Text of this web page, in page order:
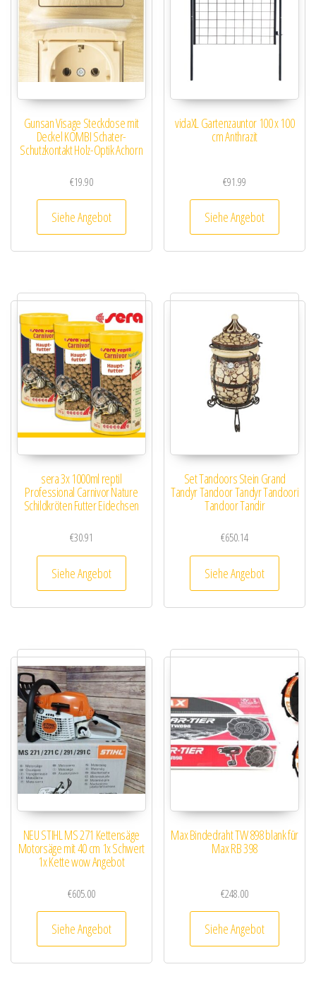
Gunsan Visage Steckdose mit
Deckel KOMBI Schater-
Schutzkontakt Holz-Optik Achorn
€19.90
Siehe Angebot
vidaXL Gartenzauntor 100 x 100
cm Anthrazit
€91.99
Siehe Angebot
sera 3x 1000ml reptil
Professional Carnivor Nature
Schildkröten Futter Eidechsen
€30.91
Siehe Angebot
Set Tandoors Stein Grand
Tandyr Tandoor Tandyr Tandoori
Tandoor Tandir
€650.14
Siehe Angebot
NEU STIHL MS 271 Kettensäge
Motorsäge mit 40 cm 1x Schwert
1x Kette wow Angebot
€605.00
Siehe Angebot
Max Bindedraht TW 898 blank für
Max RB 398
€248.00
Siehe Angebot